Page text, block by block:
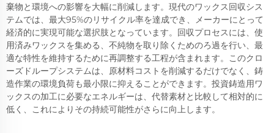
棄物と環境への影響を大幅に削減します。現代のワックス回収シス
テムでは、最大95%のリサイクル率を達成でき、メーカーにとって
経済的に実現可能な選択肢となっています。回収プロセスには、使
用済みワックスを集める、不純物を取り除くためのろ過を行い、最
適な特性を維持するために再調整する工程が含まれます。このクロ
ーズドループシステムは、原材料コストを削減するだけでなく、鋳
造作業の環境負荷も最小限に抑えることができます。投資鋳造用ワ
ックスの加工に必要なエネルギーは、代替素材と比較して相対的に
低く、これによりその持続可能性がさらに向上します。